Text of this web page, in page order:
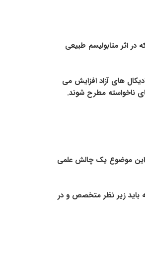
در اثر متابولیسم طبیعی
های آزاد افزایش می
ناخواسته مطرح شوند.
این موضوع یک چالش علمی
باید زیر نظر متخصص و در